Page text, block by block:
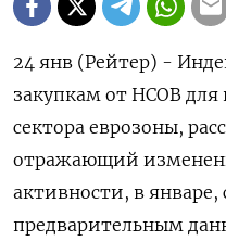
24 янв (Рейтер) -
закупкам от HCOB
сектора еврозоны,
отражающий
активности, в январе,
предварительным